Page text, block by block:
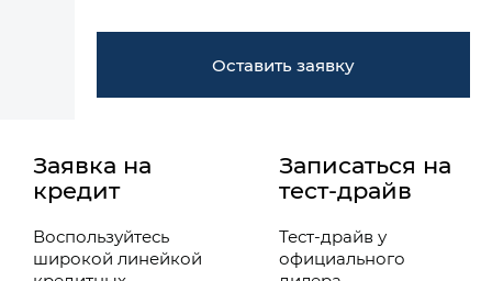
Оставить заявку
Заявка на
кредит
Воспользуйтесь
широкой линейкой
Записаться на
тест-драйв
Тест-драйв у
официального